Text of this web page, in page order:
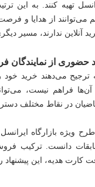
تهیه کنند. به
از هدایا و
آنلاین ندارند، مسیر
حضوری از نمایندگان
ترجیح می‌دهند خرید
آن‌ها فراهم نیست،
در نقاط مختلف
ویژه بازارگاه
دانست. ترکیب
کارت هدیه، این پیشنهاد